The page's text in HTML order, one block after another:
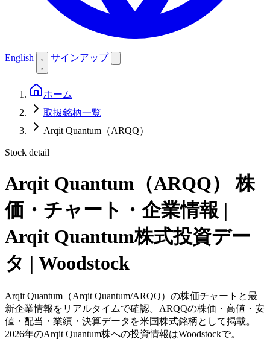
English サインアップ
ホーム
取扱銘柄一覧
Arqit Quantum（ARQQ）
Stock detail
Arqit Quantum（ARQQ）
株
価・チャート・企業情報 |
Arqit Quantum株式投資デー
タ | Woodstock
Arqit Quantum（Arqit Quantum/ARQQ）の株価チャートと最
新企業情報をリアルタイムで確認。ARQQの株価・高値・安
値・配当・業績・決算データを米国株式銘柄として掲載。
2026年のArqit Quantum株への投資情報はWoodstockで。